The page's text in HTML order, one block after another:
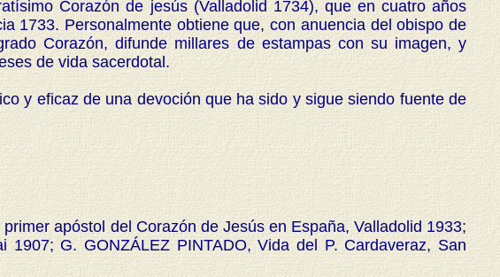
Corazón de jesús (Valladolid 1734), que en cuatro años
1733. Personalmente obtiene que, con anuencia del obispo de
Corazón, difunde millares de estampas con su imagen, y
de vida sacerdotal.
y eficaz de una devoción que ha sido y sigue siendo fuente de
apóstol del Corazón de Jesús en España, Valladolid 1933;
G. GONZÁLEZ PINTADO, Vida del P. Cardaveraz, San